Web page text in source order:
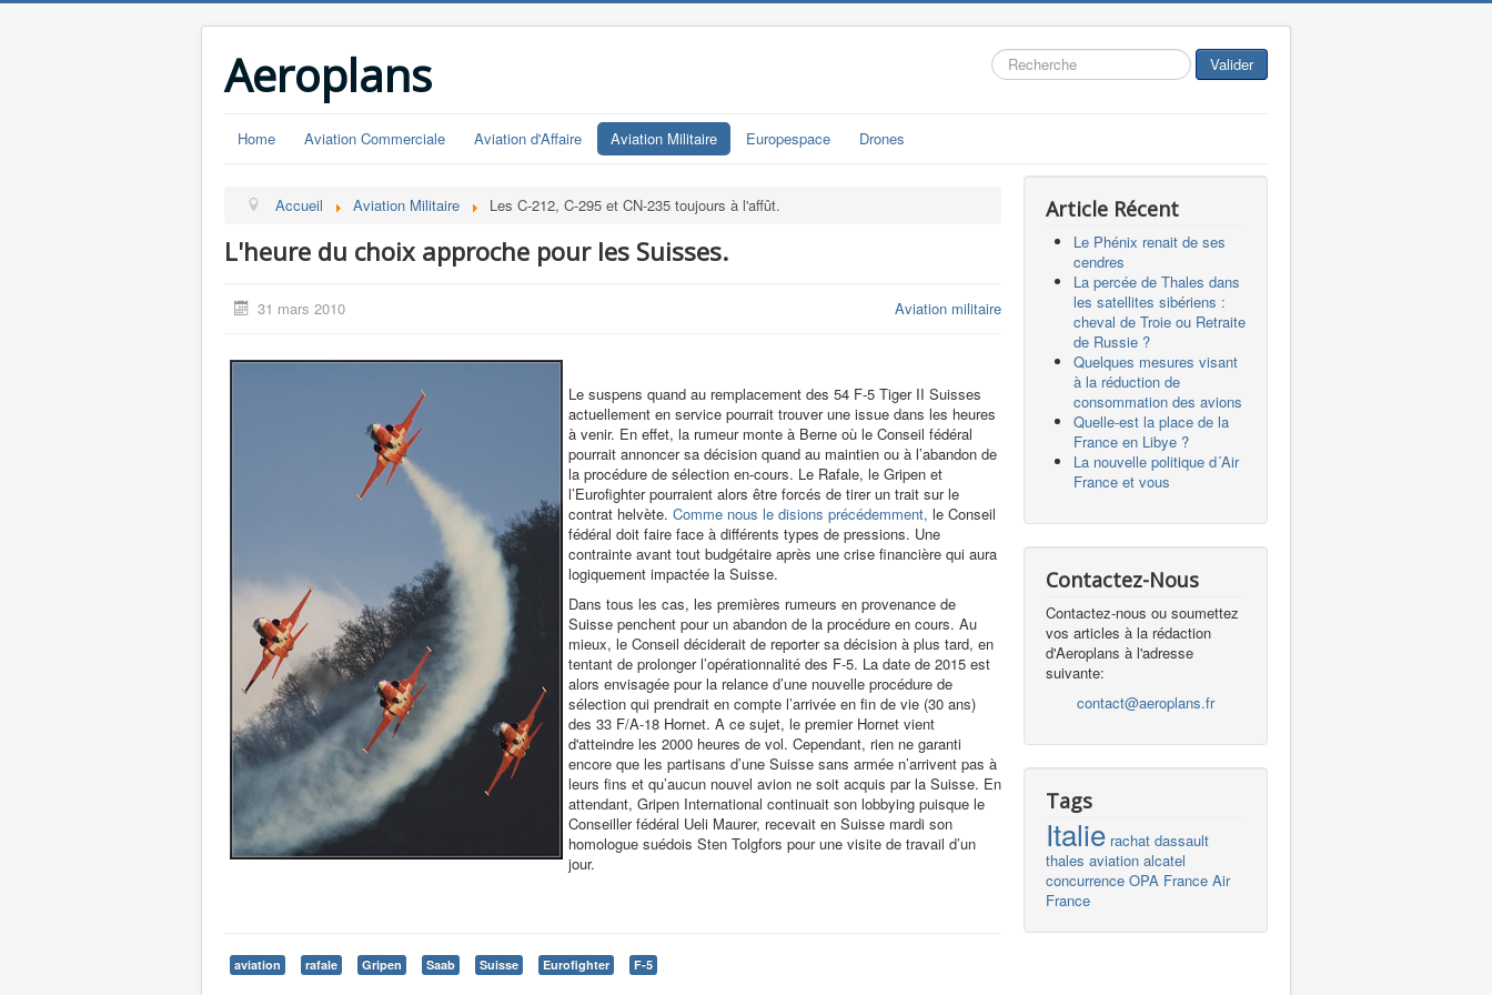
Aeroplans Rechercher Valider
Home Aviation Commerciale Aviation d'Affaire Aviation Militaire Europespace Drones
Accueil Aviation Militaire Les C-212, C-295 et CN-235 toujours à l'affût.
L'heure du choix approche pour les Suisses.
31 mars 2010 Aviation militaire
Le suspens quand au remplacement des 54 F-5 Tiger II Suisses
actuellement en service pourrait trouver une issue dans les heures
à venir. En effet, la rumeur monte à Berne où le Conseil fédéral
pourrait annoncer sa décision quand au maintien ou à l’abandon de
la procédure de sélection en-cours. Le Rafale, le Gripen et
l’Eurofighter pourraient alors être forcés de tirer un trait sur le
contrat helvète. Comme nous le disions précédemment, le Conseil
fédéral doit faire face à différents types de pressions. Une
contrainte avant tout budgétaire après une crise financière qui aura
logiquement impactée la Suisse.
Dans tous les cas, les premières rumeurs en provenance de
Suisse penchent pour un abandon de la procédure en cours. Au
mieux, le Conseil déciderait de reporter sa décision à plus tard, en
tentant de prolonger l’opérationnalité des F-5. La date de 2015 est
alors envisagée pour la relance d’une nouvelle procédure de
sélection qui prendrait en compte l’arrivée en fin de vie (30 ans)
des 33 F/A-18 Hornet. A ce sujet, le premier Hornet vient
d'atteindre les 2000 heures de vol. Cependant, rien ne garanti
encore que les partisans d’une Suisse sans armée n’arrivent pas à
leurs fins et qu’aucun nouvel avion ne soit acquis par la Suisse. En
attendant, Gripen International continuait son lobbying puisque le
Conseiller fédéral Ueli Maurer, recevait en Suisse mardi son
homologue suédois Sten Tolgfors pour une visite de travail d’un
jour.
aviation rafale Gripen Saab Suisse Eurofighter F-5
Article Récent
Le Phénix renait de ses
cendres
La percée de Thales dans
les satellites sibériens :
cheval de Troie ou Retraite
de Russie ?
Quelques mesures visant
à la réduction de
consommation des avions
Quelle-est la place de la
France en Libye ?
La nouvelle politique d´Air
France et vous
Contactez-Nous
Contactez-nous ou soumettez
vos articles à la rédaction
d'Aeroplans à l'adresse
suivante:
contact@aeroplans.fr
Tags
Italie rachat dassault
thales aviation alcatel
concurrence OPA France Air
France